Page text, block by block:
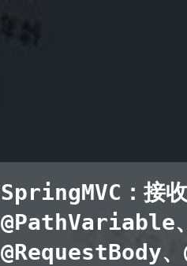
SpringMVC：接
@PathVariable
@RequestBody